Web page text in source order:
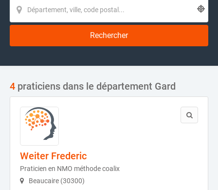
Rechercher
4 praticiens dans le département Gard
Weiter Frederic
Praticien en NMO méthode coalix
Beaucaire (30300)